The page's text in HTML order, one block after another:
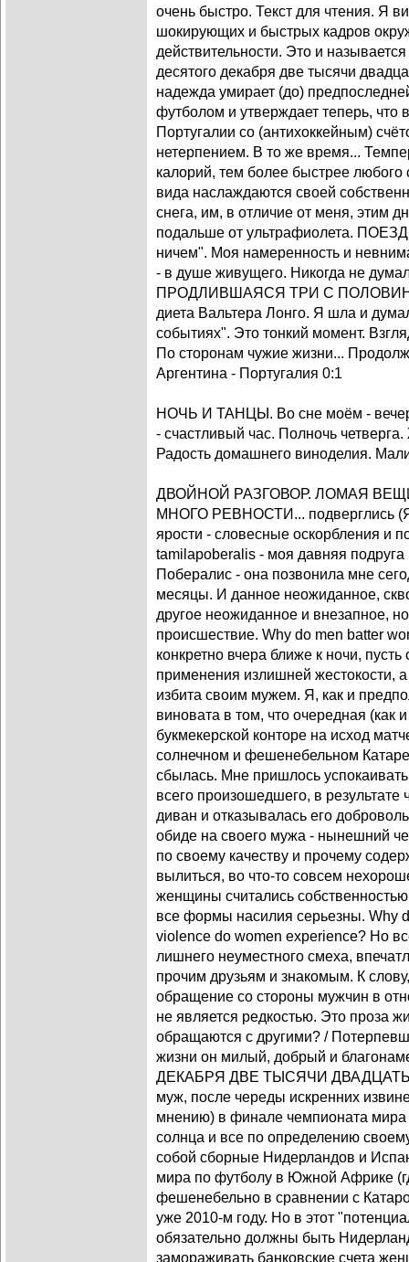
очень быстро. Текст для чтения. Я
шокирующих и быстрых кадров
действительности. Это и
десятого декабря две тысячи
надежда умирает (до)
футболом и утверждает теперь, что
Португалии со (антихоккейным)
нетерпением. В то же время...
калорий, тем более быстрее
вида наслаждаются своей
снега, им, в отличие от меня, этим
подальше от ультрафиолета.
ничем". Моя намеренность и
- в душе живущего. Никогда не
ПРОДЛИВШАЯСЯ ТРИ С
диета Вальтера Лонго. Я шла и
событиях". Это тонкий момент.
По сторонам чужие жизни...
Аргентина - Португалия 0:1
НОЧЬ И ТАНЦЫ. Во сне моём -
- счастливый час. Полночь
Радость домашнего виноделия.
ДВОЙНОЙ РАЗГОВОР. ЛОМАЯ
МНОГО РЕВНОСТИ... подверглись (Я
ярости - словесные оскорбления и
tamilapoberalis - моя давняя
Побералис - она позвонила мне
месяцы. И данное неожиданное,
другое неожиданное и внезапное,
происшествие. Why do men batter
конкретно вчера ближе к ночи,
применения излишней жестокости,
избита своим мужем. Я, как и
виновата в том, что очередная (как
букмекерской конторе на исход
солнечном и фешенебельном
сбылась. Мне пришлось
всего произошедшего, в результате
диван и отказывалась его
обиде на своего мужа - нынешний
по своему качеству и прочему
вылиться, во что-то совсем
женщины считались
все формы насилия серьезны. Why
violence do women experience? Но
лишнего неуместного смеха,
прочим друзьям и знакомым. К
обращение со стороны мужчин в
не является редкостью. Это проза
обращаются с другими? /
жизни он милый, добрый и
ДЕКАБРЯ ДВЕ ТЫСЯЧИ ДВАДЦАТЬ
муж, после череды искренних
мнению) в финале чемпионата мира
солнца и все по определению
собой сборные Нидерландов и
мира по футболу в Южной Африке
фешенебельно в сравнении с
уже 2010-м году. Но в этот
обязательно должны быть
замораживать банковские счета